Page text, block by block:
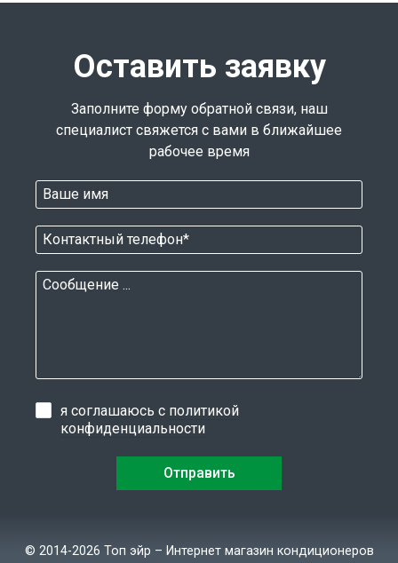
Оставить заявку
Заполните форму обратной связи, наш
специалист свяжется с вами в ближайшее
рабочее время
я соглашаюсь с политикой
конфиденциальности
© 2014-2026 Топ эйр – Интернет магазин кондиционеров